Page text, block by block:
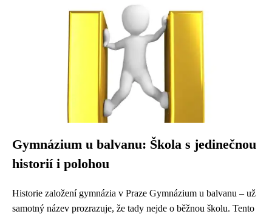
Gymnázium u balvanu: Škola s jedinečnou
historií i polohou
Historie založení gymnázia v Praze Gymnázium u balvanu – už
samotný název prozrazuje, že tady nejde o běžnou školu. Tento